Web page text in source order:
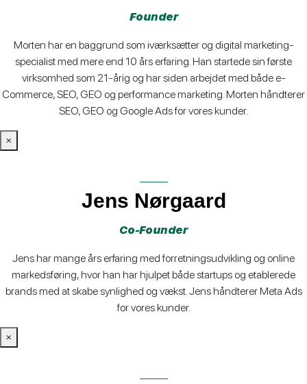
Founder
Morten har en baggrund som iværksætter og digital marketing-
specialist med mere end 10 års erfaring. Han startede sin første
virksomhed som 21-årig og har siden arbejdet med både e-
Commerce, SEO, GEO og performance marketing. Morten håndterer
SEO, GEO og Google Ads for vores kunder.
×
Jens Nørgaard
Co-Founder
Jens har mange års erfaring med forretningsudvikling og online
markedsføring, hvor han har hjulpet både startups og etablerede
brands med at skabe synlighed og vækst. Jens håndterer Meta Ads
for vores kunder.
×